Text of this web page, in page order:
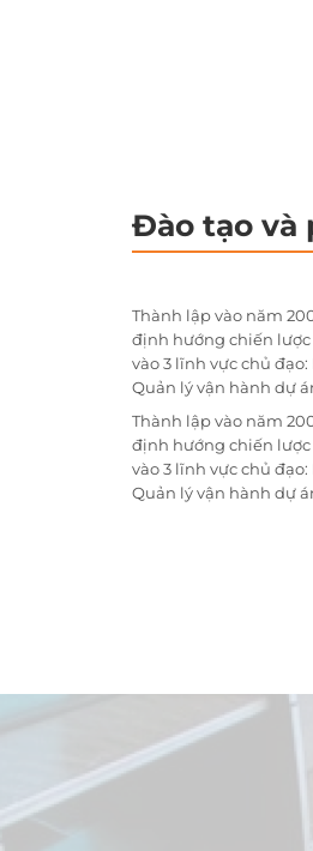
Đào tạo và
Thành lập vào năm
định hướng chiến
vào 3 lĩnh vực chủ
Quản lý vận hành dự
Thành lập vào năm
định hướng chiến
vào 3 lĩnh vực chủ
Quản lý vận hành dự